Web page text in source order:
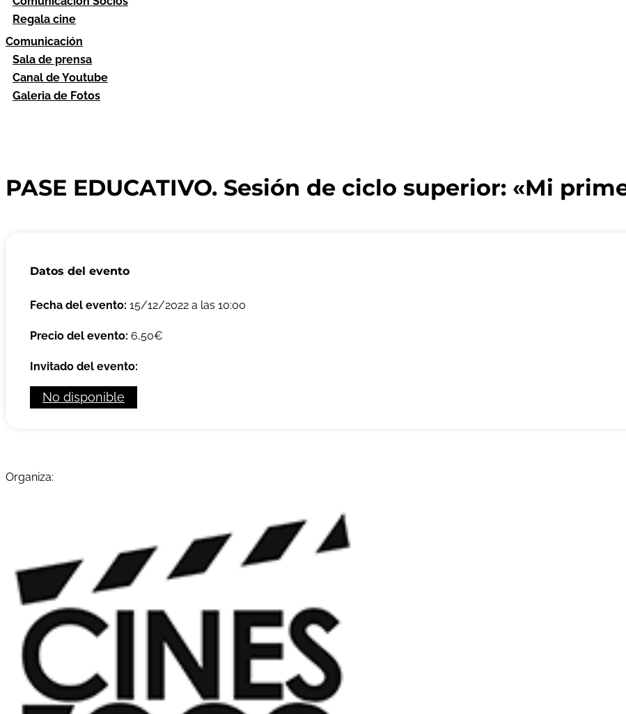
Regala cine
Comunicación
Sala de prensa
Canal de Youtube
Galeria de Fotos
PASE EDUCATIVO. Sesión de ciclo superior: «Mi
Datos del evento
Fecha del evento: 15/12/2022 a las 10:00
Precio del evento: 6,50€
Invitado del evento:
No disponible
Organiza: